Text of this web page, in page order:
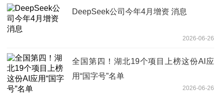
DeepSeek公司今年4月增资 消息
2026-06-26
全国第四！湖北19个项目上榜这份AI应
用“国字号”名单
2026-06-26